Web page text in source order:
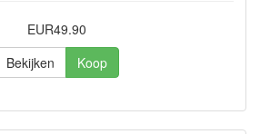
EUR49.90
Bekijken
Koop